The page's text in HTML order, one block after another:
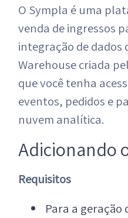
O Sympla é uma
venda de ingressos
integração de dados
Warehouse criada
que você tenha
eventos, pedidos e
nuvem analítica.
Adicionando
Requisitos
Para a geração